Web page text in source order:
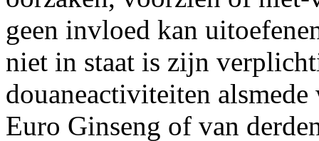
geen invloed kan
niet in staat is zijn
douaneactiviteiten
Euro Ginseng of van